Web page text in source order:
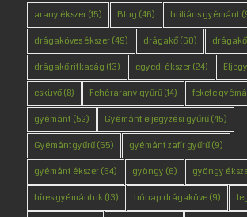
arany ékszer(15) Blog (46) briliáns gyémánt
drágaköves ékszer(49) drágakő(60)
drágakő ritkaság (13) egyedi ékszer(24)
esküvő(8) Fehérarany gyűrű(14) fekete
gyémánt (52) Gyémánt eljegyzési gyűrű(45)
Gyémántgyűrű(55) gyémánt zafír gyűrű(9)
gyémánt ékszer(54) gyöngy (6) gyöngy
híres gyémántok(13) hónap drágaköve(9)